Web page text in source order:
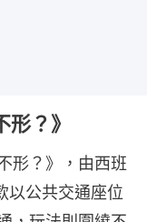
？》
形？》，由西班
以公共交通座位